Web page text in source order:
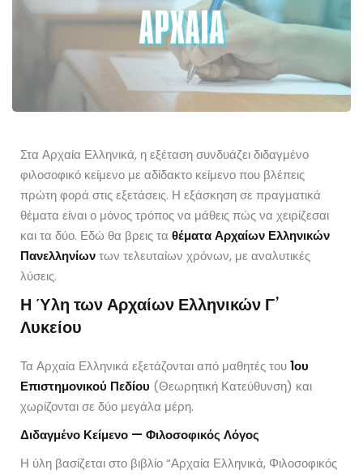
Στα Αρχαία Ελληνικά, η εξέταση συνδυάζει διδαγμένο
φιλοσοφικό κείμενο με αδίδακτο κείμενο που βλέπεις
πρώτη φορά στις εξετάσεις. Η εξάσκηση σε πραγματικά
θέματα είναι ο μόνος τρόπος να μάθεις πώς να χειρίζεσαι
και τα δύο. Εδώ θα βρεις τα θέματα Αρχαίων Ελληνικών
Πανελληνίωντων τελευταίων χρόνων, με αναλυτικές
λύσεις.
Η Ύλη των Αρχαίων Ελληνικών Γ’
Λυκείου
Τα Αρχαία Ελληνικά εξετάζονται από μαθητές του1ου
Επιστημονικού Πεδίου (Θεωρητική Κατεύθυνση) και
χωρίζονται σε δύο μεγάλα μέρη.
Διδαγμένο Κείμενο — Φιλοσοφικός Λόγος
Η ύλη βασίζεται στο βιβλίο “Αρχαία Ελληνικά, Φιλοσοφικός